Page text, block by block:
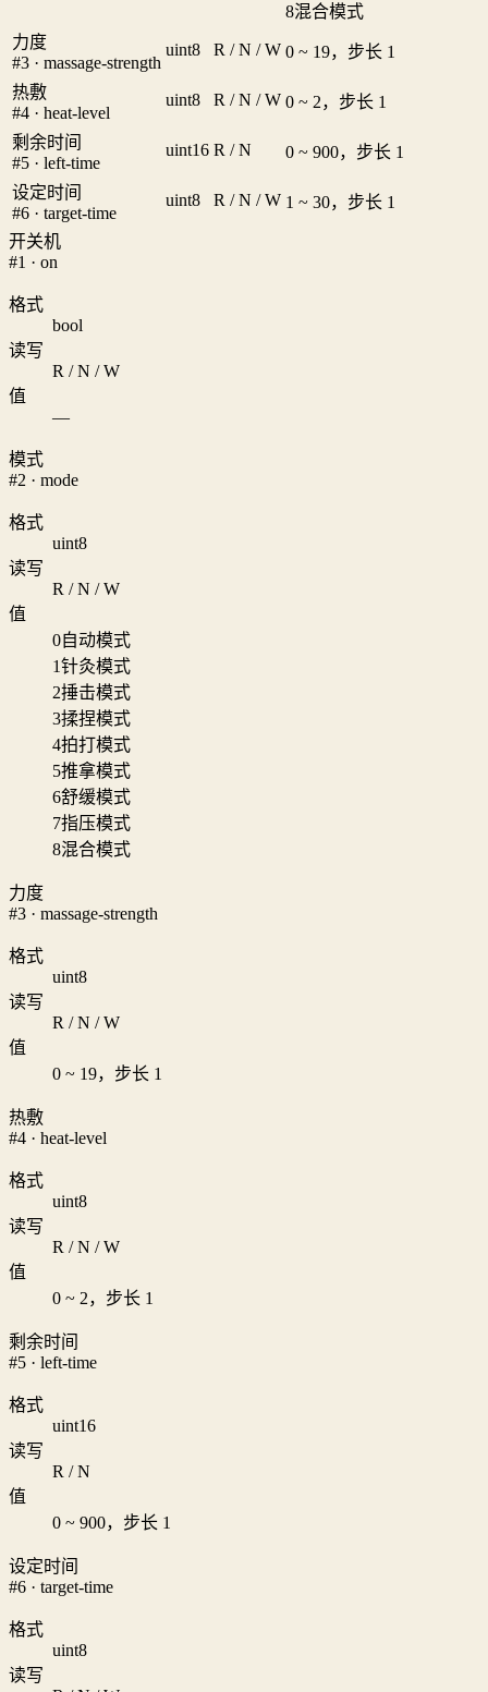
8混合模式
力度
#3 · massage-strength
uint8 R / N / W 0 ~ 19，步长 1
热敷
#4 · heat-level
uint8 R / N / W 0 ~ 2，步长 1
剩余时间
#5 · left-time
uint16 R / N 0 ~ 900，步长 1
设定时间
#6 · target-time
uint8 R / N / W 1 ~ 30，步长 1
开关机
#1 · on
格式
bool
读写
R / N / W
值
—
模式
#2 · mode
格式
uint8
读写
R / N / W
值
0自动模式
1针灸模式
2捶击模式
3揉捏模式
4拍打模式
5推拿模式
6舒缓模式
7指压模式
8混合模式
力度
#3 · massage-strength
格式
uint8
读写
R / N / W
值
0 ~ 19，步长 1
热敷
#4 · heat-level
格式
uint8
读写
R / N / W
值
0 ~ 2，步长 1
剩余时间
#5 · left-time
格式
uint16
读写
R / N
值
0 ~ 900，步长 1
设定时间
#6 · target-time
格式
uint8
读写